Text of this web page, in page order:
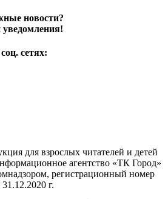
новости?
сетях:
для взрослых читателей и детей
агентство «ТК Город»
регистрационный номер
г.